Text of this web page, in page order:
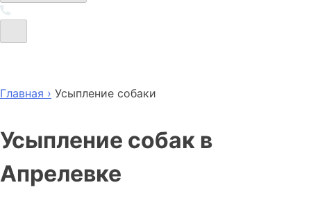
Главная › Усыпление собаки
Усыпление собак в
Апрелевке